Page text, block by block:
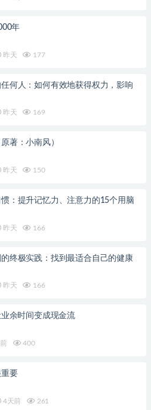
年
昨天 177
何人：如何有效地获得权力，影响
昨天 169
著：小南风）
昨天 150
：提升记忆力、注意力的15个用脑
昨天 166
终极实践：找到最适合自己的健康
昨天 166
余时间变成现金流
400
要
4天前 261